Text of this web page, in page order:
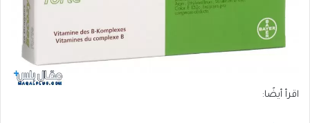
اقرأ أيضًا: